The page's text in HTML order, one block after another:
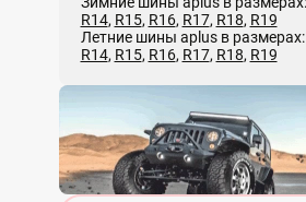
R14, R15, R16, R17, R18, R19
Летние шины aplus в размерах:
R14, R15, R16, R17, R18, R19